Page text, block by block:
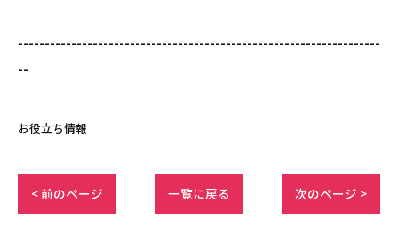
--------------------------------------------------------------------
--
お役立ち情報
< 前のページ 一覧に戻る 次のページ >